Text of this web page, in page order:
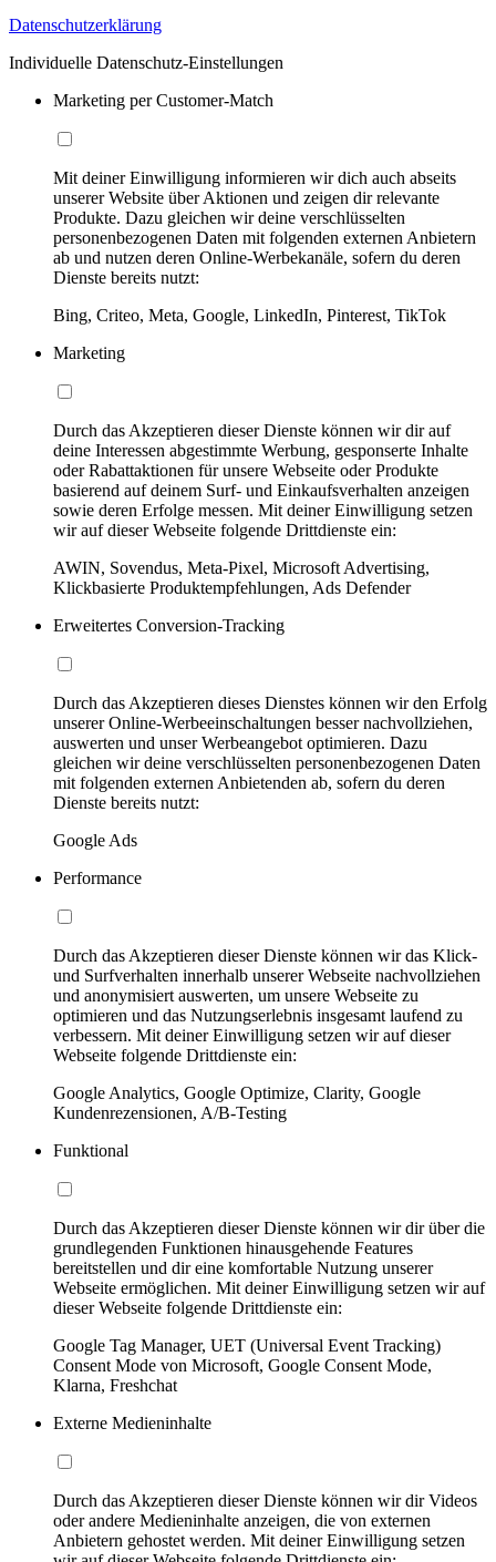
Datenschutzerklärung
Individuelle Datenschutz-Einstellungen
Marketing per Customer-Match
Mit deiner Einwilligung informieren wir dich auch abseits
unserer Website über Aktionen und zeigen dir relevante
Produkte. Dazu gleichen wir deine verschlüsselten
personenbezogenen Daten mit folgenden externen Anbietern
ab und nutzen deren Online-Werbekanäle, sofern du deren
Dienste bereits nutzt:
Bing, Criteo, Meta, Google, LinkedIn, Pinterest, TikTok
Marketing
Durch das Akzeptieren dieser Dienste können wir dir auf
deine Interessen abgestimmte Werbung, gesponserte Inhalte
oder Rabattaktionen für unsere Webseite oder Produkte
basierend auf deinem Surf- und Einkaufsverhalten anzeigen
sowie deren Erfolge messen. Mit deiner Einwilligung setzen
wir auf dieser Webseite folgende Drittdienste ein:
AWIN, Sovendus, Meta-Pixel, Microsoft Advertising,
Klickbasierte Produktempfehlungen, Ads Defender
Erweitertes Conversion-Tracking
Durch das Akzeptieren dieses Dienstes können wir den Erfolg
unserer Online-Werbeeinschaltungen besser nachvollziehen,
auswerten und unser Werbeangebot optimieren. Dazu
gleichen wir deine verschlüsselten personenbezogenen Daten
mit folgenden externen Anbietenden ab, sofern du deren
Dienste bereits nutzt:
Google Ads
Performance
Durch das Akzeptieren dieser Dienste können wir das Klick-
und Surfverhalten innerhalb unserer Webseite nachvollziehen
und anonymisiert auswerten, um unsere Webseite zu
optimieren und das Nutzungserlebnis insgesamt laufend zu
verbessern. Mit deiner Einwilligung setzen wir auf dieser
Webseite folgende Drittdienste ein:
Google Analytics, Google Optimize, Clarity, Google
Kundenrezensionen, A/B-Testing
Funktional
Durch das Akzeptieren dieser Dienste können wir dir über die
grundlegenden Funktionen hinausgehende Features
bereitstellen und dir eine komfortable Nutzung unserer
Webseite ermöglichen. Mit deiner Einwilligung setzen wir auf
dieser Webseite folgende Drittdienste ein:
Google Tag Manager, UET (Universal Event Tracking)
Consent Mode von Microsoft, Google Consent Mode,
Klarna, Freshchat
Externe Medieninhalte
Durch das Akzeptieren dieser Dienste können wir dir Videos
oder andere Medieninhalte anzeigen, die von externen
Anbietern gehostet werden. Mit deiner Einwilligung setzen